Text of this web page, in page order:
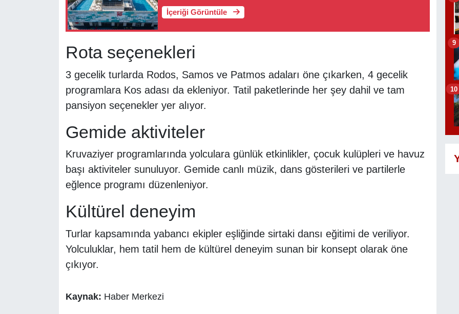
İçeriği Görüntüle
Rota seçenekleri
3 gecelik turlarda Rodos, Samos ve Patmos adaları öne çıkarken, 4 gecelik
programlara Kos adası da ekleniyor. Tatil paketlerinde her şey dahil ve tam
pansiyon seçenekler yer alıyor.
Gemide aktiviteler
Kruvaziyer programlarında yolculara günlük etkinlikler, çocuk kulüpleri ve havuz
başı aktiviteler sunuluyor. Gemide canlı müzik, dans gösterileri ve partilerle
eğlence programı düzenleniyor.
Kültürel deneyim
Turlar kapsamında yabancı ekipler eşliğinde sirtaki dansı eğitimi de veriliyor.
Yolculuklar, hem tatil hem de kültürel deneyim sunan bir konsept olarak öne
çıkıyor.
Kaynak: Haber Merkezi
9
10